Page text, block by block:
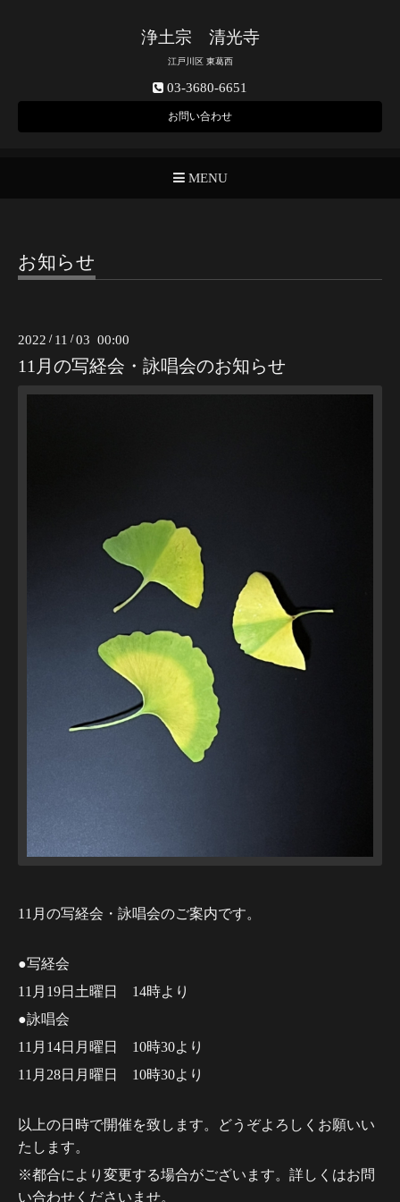
浄土宗 清光寺
江戸川区 東葛西
03-3680-6651
お問い合わせ
MENU
お知らせ
2022 / 11 /03 00:00
11月の写経会・詠唱会のお知らせ
11月の写経会・詠唱会のご案内です。
●写経会
11月19日土曜日 14時より
●詠唱会
11月14日月曜日 10時30より
11月28日月曜日 10時30より
以上の日時で開催を致します。どうぞよろしくお願いい
たします。
※都合により変更する場合がございます。詳しくはお問
い合わせくださいませ。